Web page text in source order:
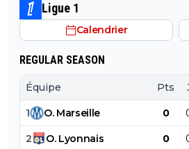
Ligue 1
Calendrier
REGULAR SEASON
Équipe Pts
1 O. Marseille 0
2 O. Lyonnais 0